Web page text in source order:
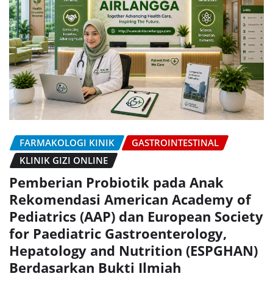
FARMAKOLOGI KINIK
GASTROINTESTINAL
KLINIK GIZI ONLINE
Pemberian Probiotik pada Anak
Rekomendasi American Academy of
Pediatrics (AAP) dan European Society
for Paediatric Gastroenterology,
Hepatology and Nutrition (ESPGHAN)
Berdasarkan Bukti Ilmiah